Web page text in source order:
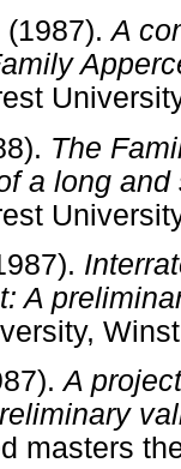
(1987).A
The
a long and
A
A
masters